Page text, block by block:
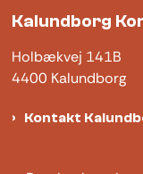
Kalundborg
Holbækvej 141B
4400 Kalundborg
Kontakt